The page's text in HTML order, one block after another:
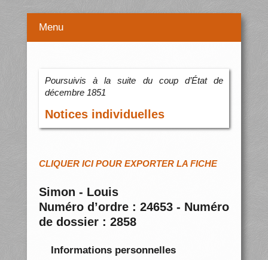
Menu
Poursuivis à la suite du coup d’État de
décembre 1851
Notices individuelles
CLIQUER ICI POUR EXPORTER LA FICHE
Simon - Louis
Numéro d’ordre : 24653 - Numéro
de dossier : 2858
Informations personnelles